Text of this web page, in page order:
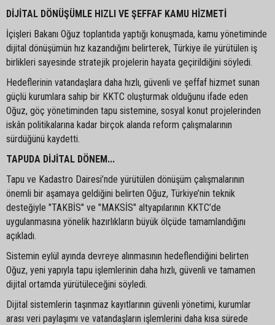
DİJİTAL DÖNÜŞÜMLE HIZLI VE ŞEFFAF KAMU HİZMETİ
İçişleri Bakanı Oğuz toplantıda yaptığı konuşmada, kamu yönetiminde
dijital dönüşümün hız kazandığını belirterek, Türkiye ile yürütülen iş
birlikleri sayesinde stratejik projelerin hayata geçirildiğini söyledi.
Hedeflerinin vatandaşlara daha hızlı, güvenli ve şeffaf hizmet sunan
güçlü kurumlara sahip bir KKTC oluşturmak olduğunu ifade eden
Oğuz, göç yönetiminden tapu sistemine, sosyal konut projelerinden
iskân politikalarına kadar birçok alanda reform çalışmalarının
sürdüğünü kaydetti.
TAPUDA DİJİTAL DÖNEM...
Tapu ve Kadastro Dairesi’nde yürütülen dönüşüm çalışmalarının
önemli bir aşamaya geldiğini belirten Oğuz, Türkiye’nin teknik
desteğiyle "TAKBİS" ve "MAKSİS" altyapılarının KKTC’de
uygulanmasına yönelik hazırlıkların büyük ölçüde tamamlandığını
açıkladı.
Sistemin eylül ayında devreye alınmasının hedeflendiğini belirten
Oğuz, yeni yapıyla tapu işlemlerinin daha hızlı, güvenli ve tamamen
dijital ortamda yürütüleceğini söyledi.
Dijital sistemlerin taşınmaz kayıtlarının güvenli yönetimi, kurumlar
arası veri paylaşımı ve vatandaşların işlemlerini daha kısa sürede